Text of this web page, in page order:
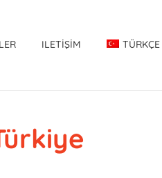
ILETIŞIM TÜRKÇE